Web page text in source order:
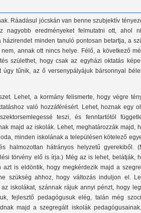
Ráadásul jócskán van benne szubjektív
eredményeket felmutatni ott, ahol
minden tanuló pontosan betartja, a
annak ott nincs helye. Félő, a következő
születhet, hogy csak az egyházi oktatás
úgy tűnik, az ő versenypályájuk bársonnyal
Lehet, a kormány felismerte, hogy végre
való hozzáférésért. Lehet, hoznak egy
teszi, és fenntartótól
majd az iskolák. Lehet, meghatározzák majd,
minden iskolának a településen kötelező
halmozottan hátrányos helyzetű gyerekiből.
törvény elő is írja.) Még az is lehet, belátják,
azt is eldöntik, hogy megkérdezik majd a
szükség ahhoz, hogy változás induljon el.
iskolákat, szánnak rájuk annyi pénzt, hogy
fejlesztő pedagógusuk elég, talán még
majd a szegregált iskolák